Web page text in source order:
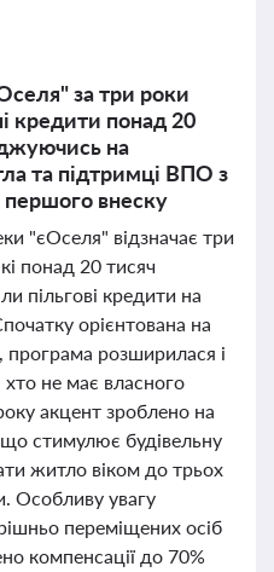
за три роки
кредити понад 20
на
та підтримці ВПО з
внеску
"єОселя" відзначає три
понад 20 тисяч
пільгові кредити на
орієнтована на
програма розширилася і
не має власного
акцент зроблено на
стимулює будівельну
житло віком до трьох
Особливу увагу
переміщених осіб
компенсації до 70%